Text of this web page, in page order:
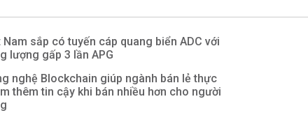
Nam sắp có tuyến cáp quang biển ADC với
lượng gấp 3 lần APG
nghệ Blockchain giúp ngành bán lẻ thực
thêm tin cậy khi bán nhiều hơn cho người